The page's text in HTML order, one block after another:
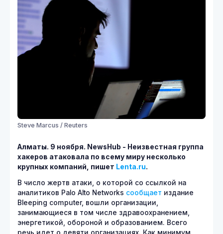
Steve Marcus / Reuters
Алматы. 9 ноября. NewsHub - Неизвестная группа
хакеров атаковала по всему миру несколько
крупных компаний, пишет Lenta.ru.
В число жертв атаки, о которой со ссылкой на
аналитиков Palo Alto Networks сообщает издание
Bleeping computer, вошли организации,
занимающиеся в том числе здравоохранением,
энергетикой, обороной и образованием. Всего